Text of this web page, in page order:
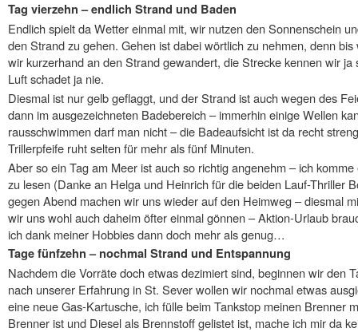
Tag vierzehn – endlich Strand und Baden
Endlich spielt da Wetter einmal mit, wir nutzen den Sonnenschein
den Strand zu gehen. Gehen ist dabei wörtlich zu nehmen, denn
wir kurzerhand an den Strand gewandert, die Strecke kennen wir
Luft schadet ja nie.
Diesmal ist nur gelb geflaggt, und der Strand ist auch wegen des
dann im ausgezeichneten Badebereich – immerhin einige Wellen
rausschwimmen darf man nicht – die Badeaufsicht ist da recht
Trillerpfeife ruht selten für mehr als fünf Minuten.
Aber so ein Tag am Meer ist auch so richtig angenehm – ich
zu lesen (Danke an Helga und Heinrich für die beiden Lauf-Thriller
gegen Abend machen wir uns wieder auf den Heimweg – diesmal
wir uns wohl auch daheim öfter einmal gönnen – Aktion-Urlaub
ich dank meiner Hobbies dann doch mehr als genug…
Tage fünfzehn – nochmal Strand und Entspannung
Nachdem die Vorräte doch etwas dezimiert sind, beginnen wir den
nach unserer Erfahrung in St. Sever wollen wir nochmal etwas
eine neue Gas-Kartusche, ich fülle beim Tankstop meinen Brenner
Brenner ist und Diesel als Brennstoff gelistet ist, mache ich mir da